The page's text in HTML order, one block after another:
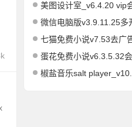
美图设计室_v6.4.20 vip会
微信电脑版v3.9.11.25多
七猫免费小说v7.53去广
蛋花免费小说v6.3.5.32会员版-海量
椒盐音乐salt